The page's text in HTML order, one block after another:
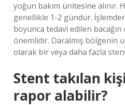
yoğun bakım ünitesine alınır.
genellikle 1-2 gündür.
boyunca tedavi edilen
önemlidir. Daralmış bölgenin
olarak bir veya daha fazla
Stent takılan
rapor alabilir?